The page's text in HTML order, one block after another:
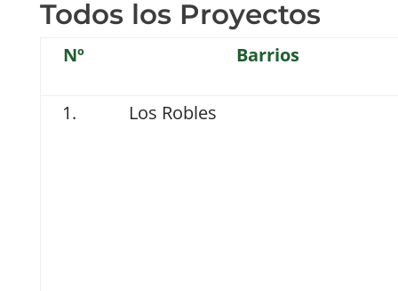
Todos los Proyectos
Nº Barrios
Los Robles